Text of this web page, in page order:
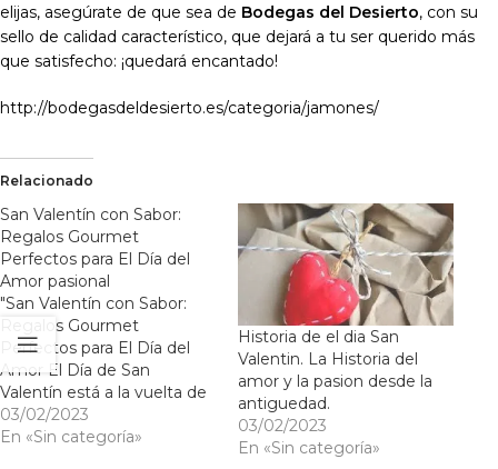
elijas, asegúrate de que sea de Bodegas del Desierto, con su
sello de calidad característico, que dejará a tu ser querido más
que satisfecho: ¡quedará encantado!
http://bodegasdeldesierto.es/categoria/jamones/
Relacionado
San Valentín con Sabor:
Regalos Gourmet
Perfectos para El Día del
Amor pasional
"San Valentín con Sabor:
Regalos Gourmet
Perfectos para El Día del
Amor El Día de San
Valentín está a la vuelta de
la esquina y si estás
buscando un regalo con
03/02/2023
En «Sin categoría»
Historia de el dia San
Valentin. La Historia del
amor y la pasion desde la
antiguedad.
03/02/2023
En «Sin categoría»